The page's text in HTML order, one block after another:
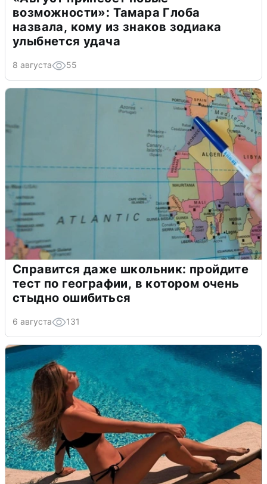
возможности»: Тамара Глоба
назвала, кому из знаков зодиака
улыбнется удача
8 августа 55
Справится даже школьник: пройдите
тест по географии, в котором очень
стыдно ошибиться
6 августа 131